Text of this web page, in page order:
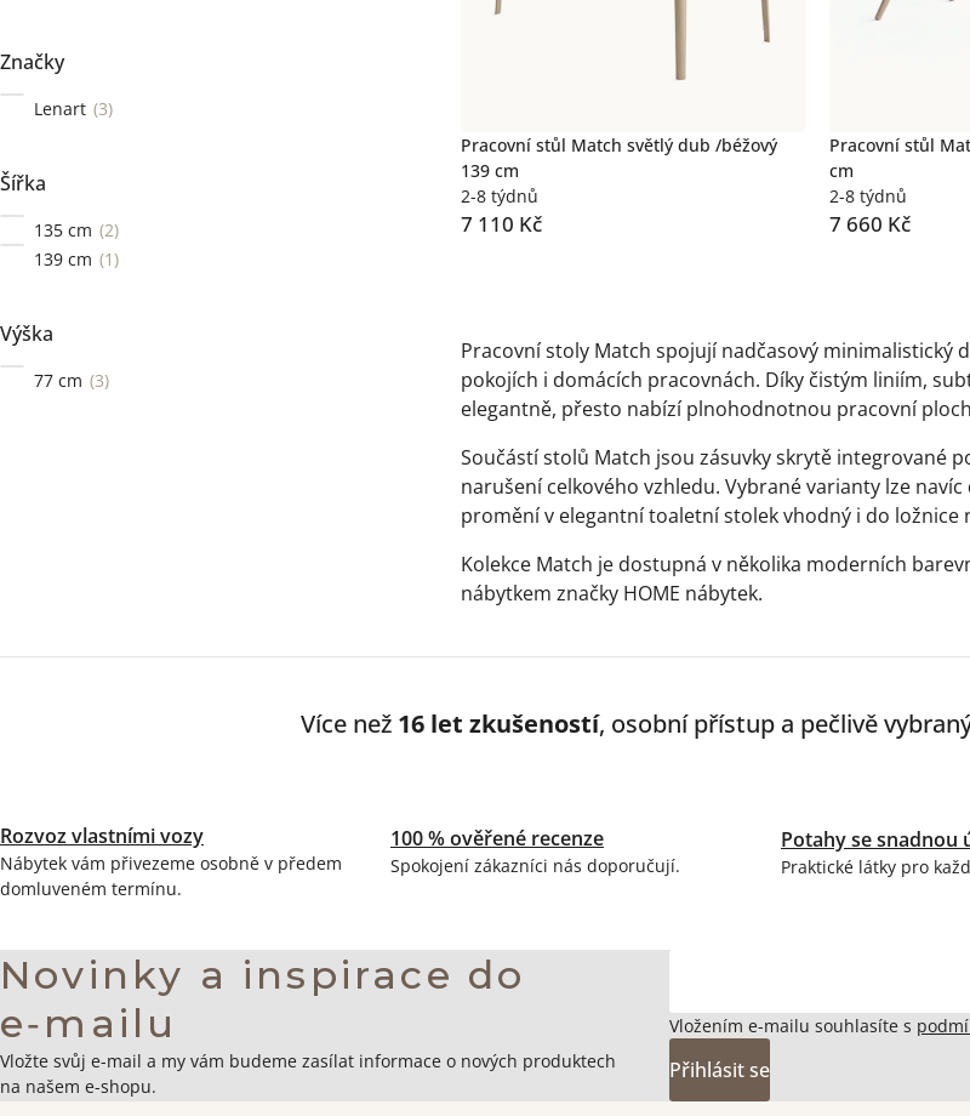
Značky
Lenart 3
Šířka
135 cm 2
139 cm
1
Výška
77 cm 3
Pracovní stůl Match světlý dub /béžový
139 cm
2-8 týdnů
7 110 Kč
Pracovní stůl
cm
2-8 týdnů
7 660 Kč
výpisu
Pracovní stoly Match spojují nadčasový minimalistický
pokojích i domácích pracovnách. Díky čistým liniím,
elegantně, přesto nabízí plnohodnotnou pracovní
Součástí stolů Match jsou zásuvky skrytě integrované
narušení celkového vzhledu. Vybrané varianty lze
promění v elegantní toaletní stolek vhodný i do ložnice
Kolekce Match je dostupná v několika moderních
nábytkem značky HOME nábytek.
Více než 16 let zkušeností, osobní přístup a pečlivě
Rozvoz vlastními vozy
Nábytek vám přivezeme osobně v předem
domluveném termínu.
100 % ověřené recenze
Spokojení zákazníci nás doporučují.
Potahy se snadnou
Praktické látky pro
Zápatí
Novinky a inspirace do
e‑mailu
Vložte svůj e-mail a my vám budeme zasílat informace o nových produktech
na našem e-shopu.
Vložením e-mailu souhlasíte s
Přihlásit se